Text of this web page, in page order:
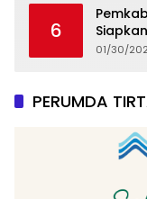
6
01/30/
PERUMDA